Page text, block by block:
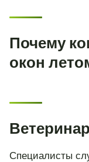
Почему
окон
Специалисты